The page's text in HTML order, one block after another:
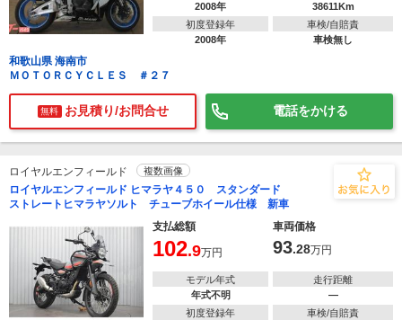
2008年
38611Km
初度登録年
2008年
車検/自賠責
車検無し
和歌山県 海南市
ＭＯＴＯＲＣＹＣＬＥＳ ＃２７
無料 お見積り/お問合せ 電話をかける
ロイヤルエンフィールド 複数画像
ロイヤルエンフィールド ヒマラヤ４５０ スタンダード
ストレートヒマラヤソルト チューブホイール仕様 新車
支払総額
車両価格
102.9万円 93.28万円
モデル年式
年式不明
走行距離
―
初度登録年
車検/自賠責